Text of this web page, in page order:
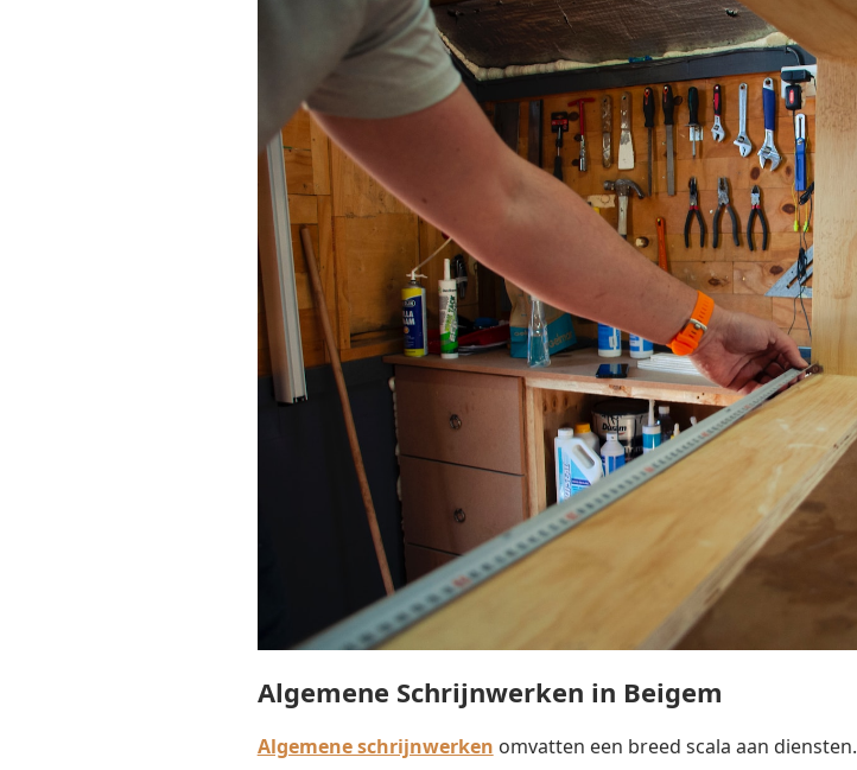
Algemene Schrijnwerken in Beigem
Algemene schrijnwerken omvatten een breed scala aan diensten.